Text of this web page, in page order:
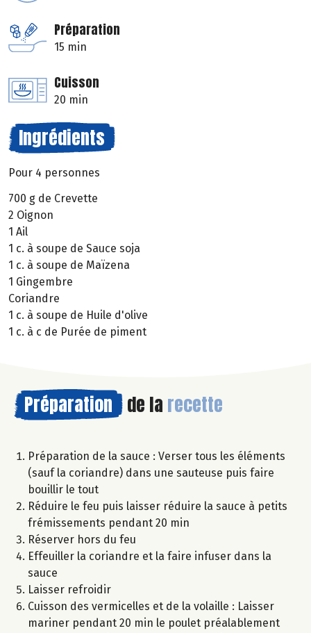
Préparation
15 min
Cuisson
20 min
Ingrédients
Pour 4 personnes
700 g de Crevette
2 Oignon
1 Ail
1 c. à soupe de Sauce soja
1 c. à soupe de Maïzena
1 Gingembre
Coriandre
1 c. à soupe de Huile d'olive
1 c. à c de Purée de piment
Préparation de la recette
Préparation de la sauce : Verser tous les éléments
(sauf la coriandre) dans une sauteuse puis faire
bouillir le tout
Réduire le feu puis laisser réduire la sauce à petits
frémissements pendant 20 min
Réserver hors du feu
Effeuiller la coriandre et la faire infuser dans la
sauce
Laisser refroidir
Cuisson des vermicelles et de la volaille : Laisser
mariner pendant 20 min le poulet préalablement